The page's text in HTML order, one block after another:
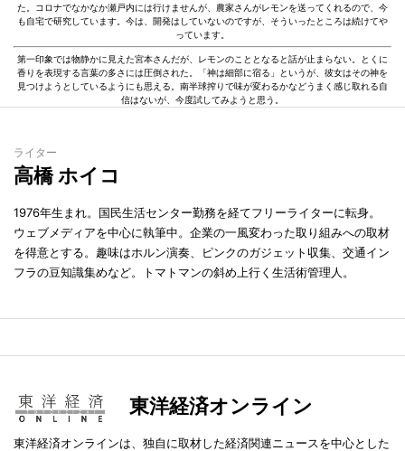
た。コロナでなかなか瀬戸内には行けませんが、農家さんがレモンを送ってくれるので、今
も自宅で研究しています。今は、開発はしていないのですが、そういったところは続けてや
っています。
第一印象では物静かに見えた宮本さんだが、レモンのこととなると話が止まらない。とくに
香りを表現する言葉の多さには圧倒された。「神は細部に宿る」というが、彼女はその神を
見つけようとしているようにも思える。南半球搾りで味が変わるかなどうまく感じ取れる自
信はないが、今度試してみようと思う。
ライター
高橋 ホイコ
1976年生まれ。国民生活センター勤務を経てフリーライターに転身。
ウェブメディアを中心に執筆中。企業の一風変わった取り組みへの取材
を得意とする。趣味はホルン演奏、ピンクのガジェット収集、交通イン
フラの豆知識集めなど。トマトマンの斜め上行く生活術管理人。
東洋経済オンライン
東洋経済オンラインは、独自に取材した経済関連ニュースを中心とした